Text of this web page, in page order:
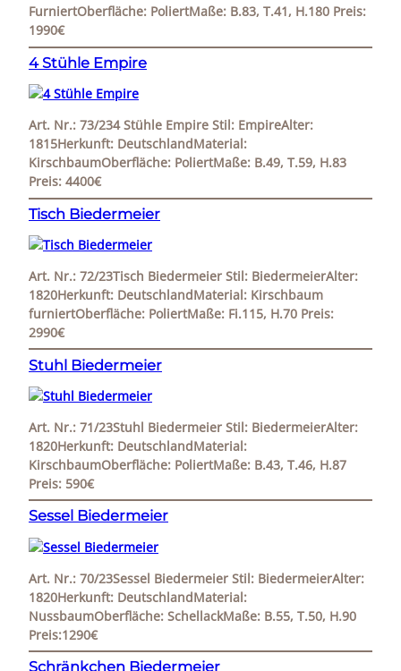
FurniertOberfläche: PoliertMaße: B.83, T.41, H.180 Preis:
1990€
4 Stühle Empire
Art. Nr.: 73/234 Stühle Empire Stil: EmpireAlter:
1815Herkunft: DeutschlandMaterial:
KirschbaumOberfläche: PoliertMaße: B.49, T.59, H.83
Preis: 4400€
Tisch Biedermeier
Art. Nr.: 72/23Tisch Biedermeier Stil: BiedermeierAlter:
1820Herkunft: DeutschlandMaterial: Kirschbaum
furniertOberfläche: PoliertMaße: Fi.115, H.70 Preis:
2990€
Stuhl Biedermeier
Art. Nr.: 71/23Stuhl Biedermeier Stil: BiedermeierAlter:
1820Herkunft: DeutschlandMaterial:
KirschbaumOberfläche: PoliertMaße: B.43, T.46, H.87
Preis: 590€
Sessel Biedermeier
Art. Nr.: 70/23Sessel Biedermeier Stil: BiedermeierAlter:
1820Herkunft: DeutschlandMaterial:
NussbaumOberfläche: SchellackMaße: B.55, T.50, H.90
Preis:1290€
Schränkchen Biedermeier